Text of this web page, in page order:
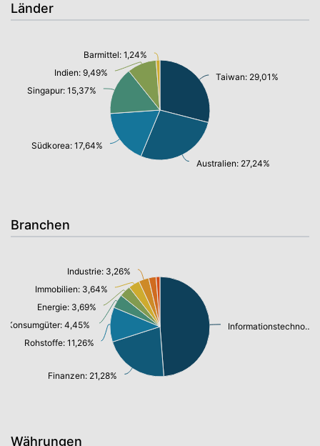
Länder
Taiwan: 29,01%
Australien: 27,24%
Südkorea: 17,64%
Singapur: 15,37%
Indien: 9,49%
Barmittel: 1,24%
Branchen
Informationstechnologie/ Telekommunikation: 48,77%
Finanzen: 21,28%
Rohstoffe: 11,26%
Konsumgüter: 4,45%
Energie: 3,69%
Immobilien: 3,64%
Industrie: 3,26%
Währungen